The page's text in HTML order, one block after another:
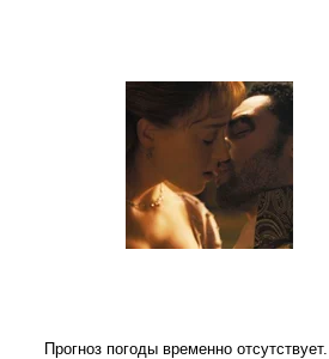
Прогноз погоды временно отсутствует.